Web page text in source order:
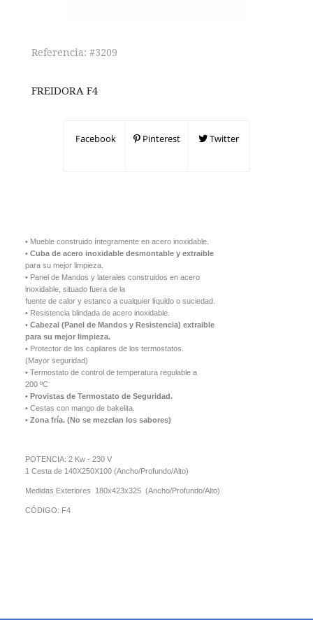
Referencia: #3209
FREIDORA F4
Facebook Pinterest Twitter
• Mueble construido íntegramente en acero inoxidable.
• Cuba de acero inoxidable desmontable y extraible
para su mejor limpieza.
• Panel de Mandos y laterales construidos en acero
inoxidable, situado fuera de la
fuente de calor y estanco a cualquier líquido o suciedad.
• Resistencia blindada de acero inoxidable.
• Cabezal (Panel de Mandos y Resistencia) extraible
para su mejor limpieza.
• Protector de los capilares de los termostatos.
(Mayor seguridad)
• Termostato de control de temperatura regulable a
200 ºC
• Provistas de Termostato de Seguridad.
• Cestas con mango de bakelita.
• Zona fría. (No se mezclan los sabores)
POTENCIA: 2 Kw - 230 V
1 Cesta de 140X250X100 (Ancho/Profundo/Alto)
Medidas Exteriores 180x423x325 (Ancho/Profundo/Alto)
CÓDIGO: F4